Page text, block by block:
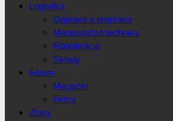
Logistika
Doprava a preprava
Manipulačná technika
Robotizácia
Sklady
Fórum
Magazín
Firmy
Zľavy